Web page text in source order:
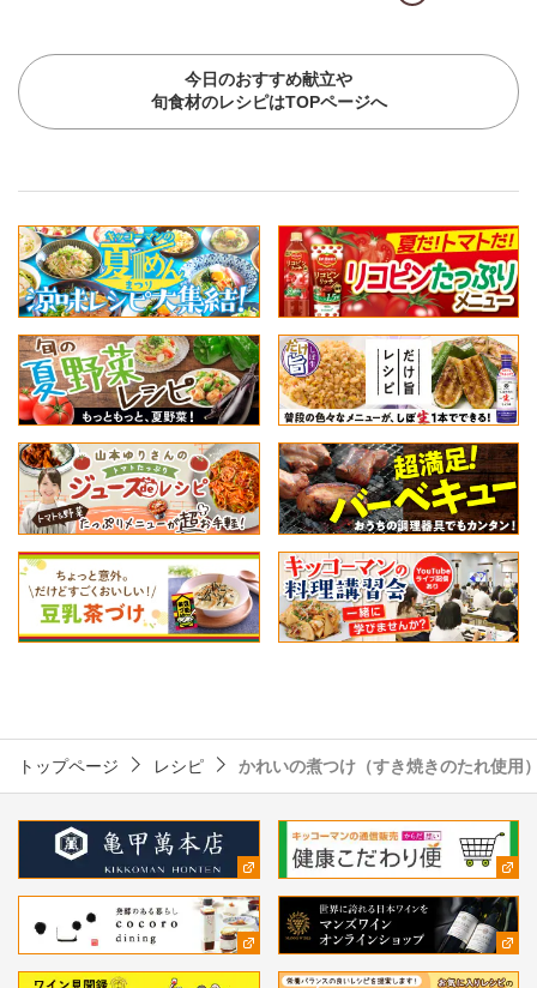
今日のおすすめ献立や
旬食材のレシピはTOPページへ
トップページ レシピ かれいの煮つけ（すき焼きのたれ使用